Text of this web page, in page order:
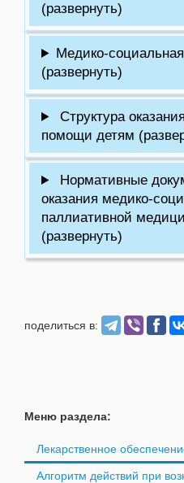
(развернуть)
Медико-
(развернуть)
Структура
помощи детям
Нормативные
оказания медико-
паллиативной
(развернуть)
поделиться в:
Меню раздела:
Лекарственное
Алгоритм действий при